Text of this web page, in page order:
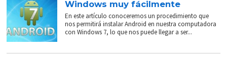
Windows muy fácilmente
En este artículo conoceremos un procedimiento que
nos permitirá instalar Android en nuestra computadora
con Windows 7, lo que nos puede llegar a ser...